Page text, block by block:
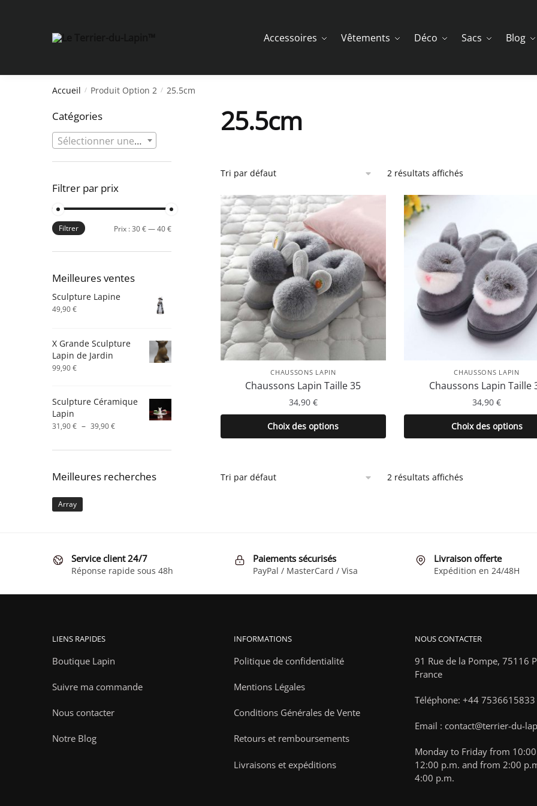
Accessoires Vêtements Déco Sacs Blog
Accueil / Produit Option 2 / 25.5cm
25.5cm
2 résultats affichés
CHAUSSONS LAPIN
Chaussons Lapin Taille 35
34,90 €
Choix des options
Ce
produit
choisies
sur
CHAUSSONS LAPIN
Chaussons Lapin Taille
34,90 €
Choix des options
Ce
produit
choisies
sur
2 résultats affichés
Catégories
Sélectionner une catégorie
Filtrer par prix
Prix
Prix
Filtrer Prix :30 €—40 €
Meilleures ventes
Sculpture Lapine
49,90€
X Grande Sculpture
Lapin de Jardin
99,90€
Sculpture Céramique
Lapin
31,90€ – 39,90€Plage
prix :
à
Meilleures recherches
Array
Service client 24/7
Réponse rapide sous 48h
Paiements sécurisés
PayPal / MasterCard / Visa
Livraison offerte
Expédition en 24/48H
LIENS RAPIDES
Boutique Lapin
Suivre ma commande
Nous contacter
Notre Blog
INFORMATIONS
Politique de confidentialité
Mentions Légales
Conditions Générales de Vente
Retours et remboursements
Livraisons et expéditions
NOUS CONTACTER
91 Rue de la Pompe, 75116
France
Téléphone: +44 7536615833
Email : contact@terrier-du-
Monday to Friday from
12:00 p.m. and from 2:00
4:00 p.m.